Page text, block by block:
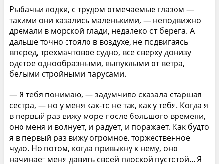
Рыбачьи лодки, с трудом отмечаемые глазом —
такими они казались маленькими, — неподвижно
дремали в морской глади, недалеко от берега. А
дальше точно стояло в воздухе, не подвигаясь
вперед, трехмачтовое судно, все сверху донизу
одетое однообразными, выпуклыми от ветра,
белыми стройными парусами.
— Я тебя понимаю, — задумчиво сказала старшая
сестра, — но у меня как-то не так, как у тебя. Когда я
в первый раз вижу море после большого времени,
оно меня и волнует, и радует, и поражает. Как будто
я в первый раз вижу огромное, торжественное
чудо. Но потом, когда привыкну к нему, оно
начинает меня давить своей плоской пустотой... Я